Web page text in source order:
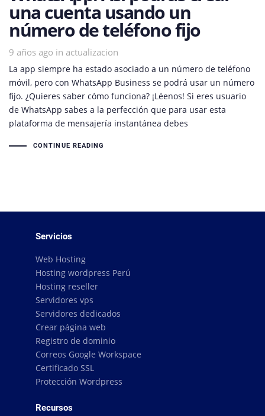
una cuenta usando un
número de teléfono fijo
9 años ago in
Tags actualizacion
La app siempre ha estado asociado a un número de teléfono
móvil, pero con WhatsApp Business se podrá usar un número
fijo. ¿Quieres saber cómo funciona? ¡Léenos! Si eres usuario
de WhatsApp sabes a la perfección que para usar esta
plataforma de mensajería instantánea debes
CONTINUE READING
Servicios
Web Hosting
Hosting wordpress Perú
Hosting reseller
Servidores vps
Servidores dedicados
Crear página web
Registro de dominio
Correos Google Workspace
Certificado SSL
Protección Wordpress
Recursos